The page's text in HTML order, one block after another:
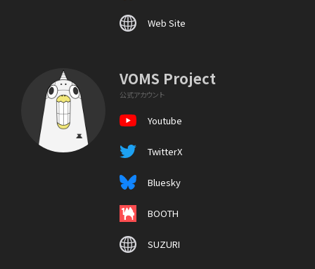
Web Site
VOMS Project
公式アカウント
Youtube
TwitterX
Bluesky
BOOTH
SUZURI